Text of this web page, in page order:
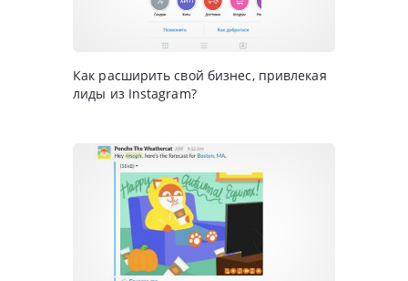
Как расширить свой бизнес, привлекая
лиды из Instagram?